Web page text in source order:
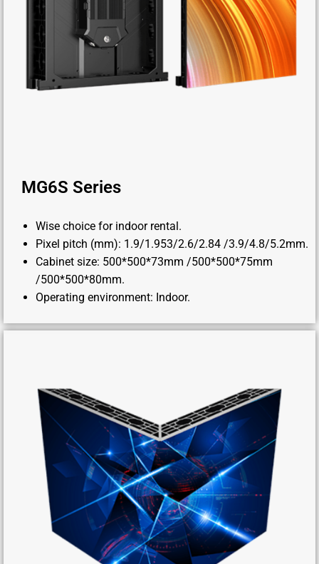
MG6S Series
Wise choice for indoor rental.
Pixel pitch (mm): 1.9/1.953/2.6/2.84 /3.9/4.8/5.2mm.
Cabinet size: 500*500*73mm /500*500*75mm
/500*500*80mm.
Operating environment: Indoor.